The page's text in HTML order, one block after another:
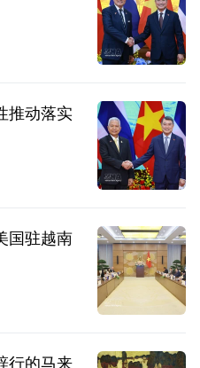
推动落实
国驻越南
行的马来